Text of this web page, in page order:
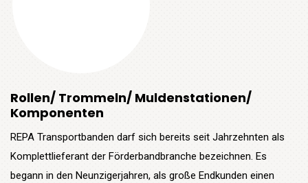
Rollen/ Trommeln/ Muldenstationen/
Komponenten
REPA Transportbanden darf sich bereits seit Jahrzehnten als
Komplettlieferant der Förderbandbranche bezeichnen. Es
begann in den Neunzigerjahren, als große Endkunden einen